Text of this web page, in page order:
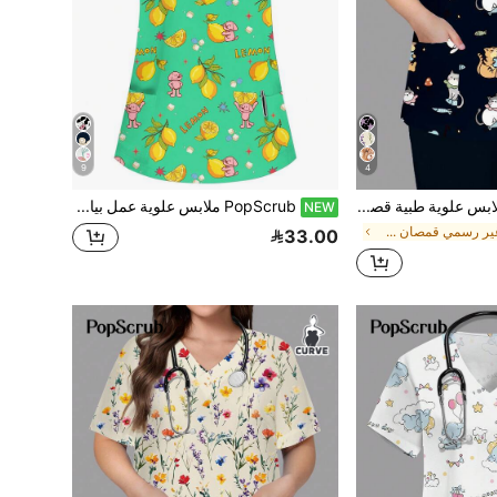
4
PopScrub ملابس علوية طبية قصيرة الأكمام مطبوعة برسوم كرتونية مع جيبين للنساء ذوات الحجم الكبير بياقة على شكل حرف V
في غير رسمي قمصان طبية كبيرة الحجم
9
NEW PopScrub ملابس علوية عمل بياقة V وأكمام قصيرة وجيوب مزدوجة بطبعة ليمون لطيفة، زي عمل للممرضات والأطباء، زي فحص صحي وزي جراحي، زي عمل لأخصائيات التجميل والتغذية، زي مختبر، ملابس علوية صيفية وظيفية للنساء للعطلات
33.00